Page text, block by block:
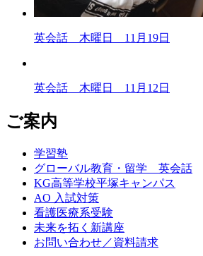
英会話 木曜日 11月19日
英会話 木曜日 11月12日
ご案内
学習塾
グローバル教育・留学 英会話
KG高等学校平塚キャンパス
AO 入試対策
看護医療系受験
未来を拓く新講座
お問い合わせ／資料請求